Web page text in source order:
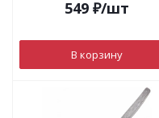
549 ₽/шт
В корзину